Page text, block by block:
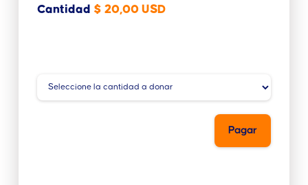
Cantidad $ 20,00 USD
Pagar